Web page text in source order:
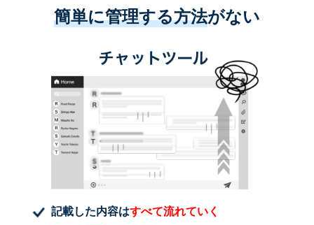
簡単に管理する方法がない
記載した内容はすべて流れていく